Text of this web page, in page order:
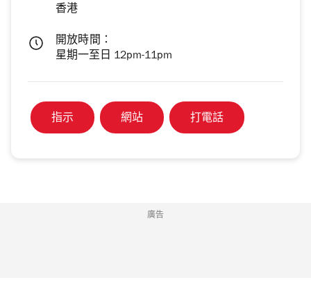
香港
開放時間：
星期一至日 12pm-11pm
指示 網站 打電話
廣告